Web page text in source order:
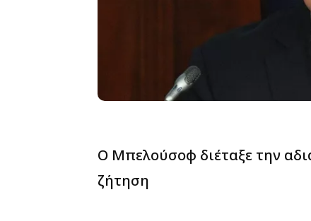
Ο Μπελούσοφ διέταξε την
ζήτηση